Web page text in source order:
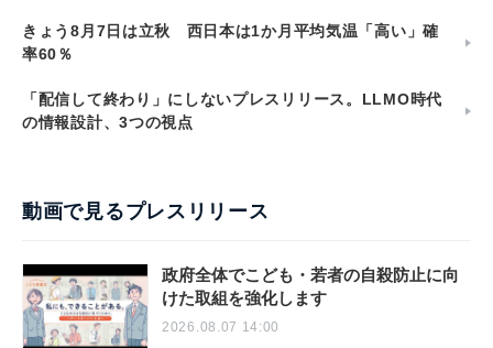
きょう8月7日は立秋 西日本は1か月平均気温「高い」確
率60％
「配信して終わり」にしないプレスリリース。LLMO時代
の情報設計、3つの視点
動画で見るプレスリリース
政府全体でこども・若者の自殺防止に向
けた取組を強化します
2026.08.07 14:00